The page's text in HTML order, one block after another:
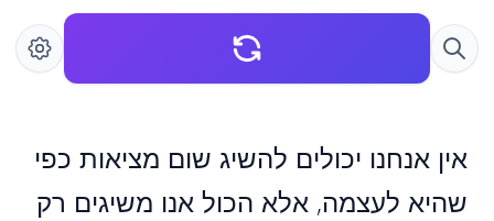
אין אנחנו יכולים להשיג שום מציאות כפי
שהיא לעצמה, אלא הכול אנו משיגים רק